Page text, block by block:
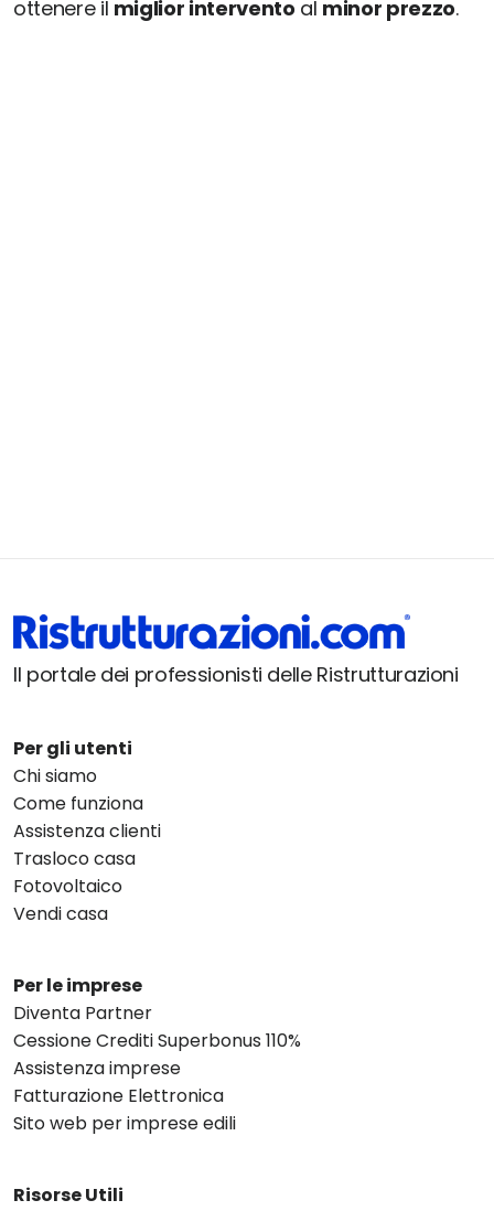
ottenere il miglior intervento al minor prezzo.
Il portale dei professionisti delle Ristrutturazioni
Per gli utenti
Chi siamo
Come funziona
Assistenza clienti
Trasloco casa
Fotovoltaico
Vendi casa
Per le imprese
Diventa Partner
Cessione Crediti Superbonus 110%
Assistenza imprese
Fatturazione Elettronica
Sito web per imprese edili
Risorse Utili